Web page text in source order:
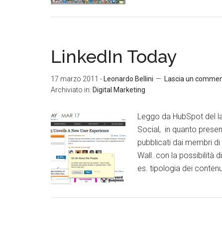
LinkedIn Today
17 marzo 2011 - Leonardo Bellini
Lascia un
Archiviato in: Digital Marketing
Leggo da HubSpot del
Social, in quanto
pubblicati dai membri di
Wall..con la possibilità
es. tipologia dei